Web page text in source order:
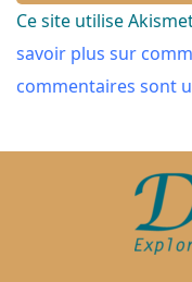
Ce site utilise
savoir plus sur
commentaires sont